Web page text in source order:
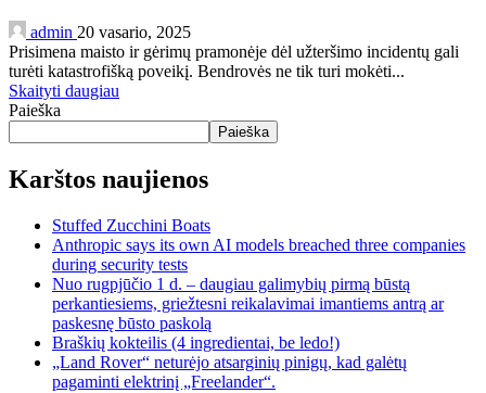
admin 20 vasario, 2025
Prisimena maisto ir gėrimų pramonėje dėl užteršimo incidentų gali
turėti katastrofišką poveikį. Bendrovės ne tik turi mokėti...
Skaityti daugiau
Paieška
Paieška
Karštos naujienos
Stuffed Zucchini Boats
Anthropic says its own AI models breached three companies
during security tests
Nuo rugpjūčio 1 d. – daugiau galimybių pirmą būstą
perkantiesiems, griežtesni reikalavimai imantiems antrą ar
paskesnę būsto paskolą
Braškių kokteilis (4 ingredientai, be ledo!)
„Land Rover“ neturėjo atsarginių pinigų, kad galėtų
pagaminti elektrinį „Freelander“.